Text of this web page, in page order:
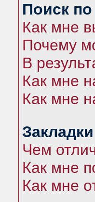
Поиск
Как мне
Почему
В
Как мне
Как мне
Чем
Как мне
Как мне